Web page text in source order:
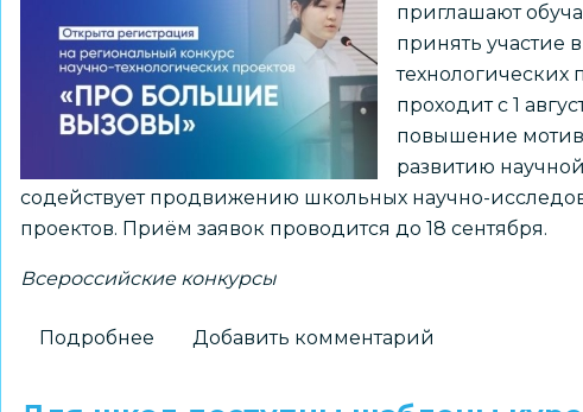
приглашают
принять участие
проходит с 1
повышение
развитию
содействует продвижению школьных научно-
проектов. Приём заявок проводится до 18 сентября.
Всероссийские конкурсы
Подробнее Добавить комментарий